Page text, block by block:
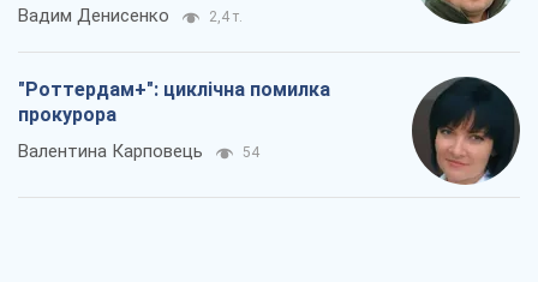
Вадим Денисенко 2,4 т.
"Роттердам+": циклічна помилка
прокурора
Валентина Карповець 54